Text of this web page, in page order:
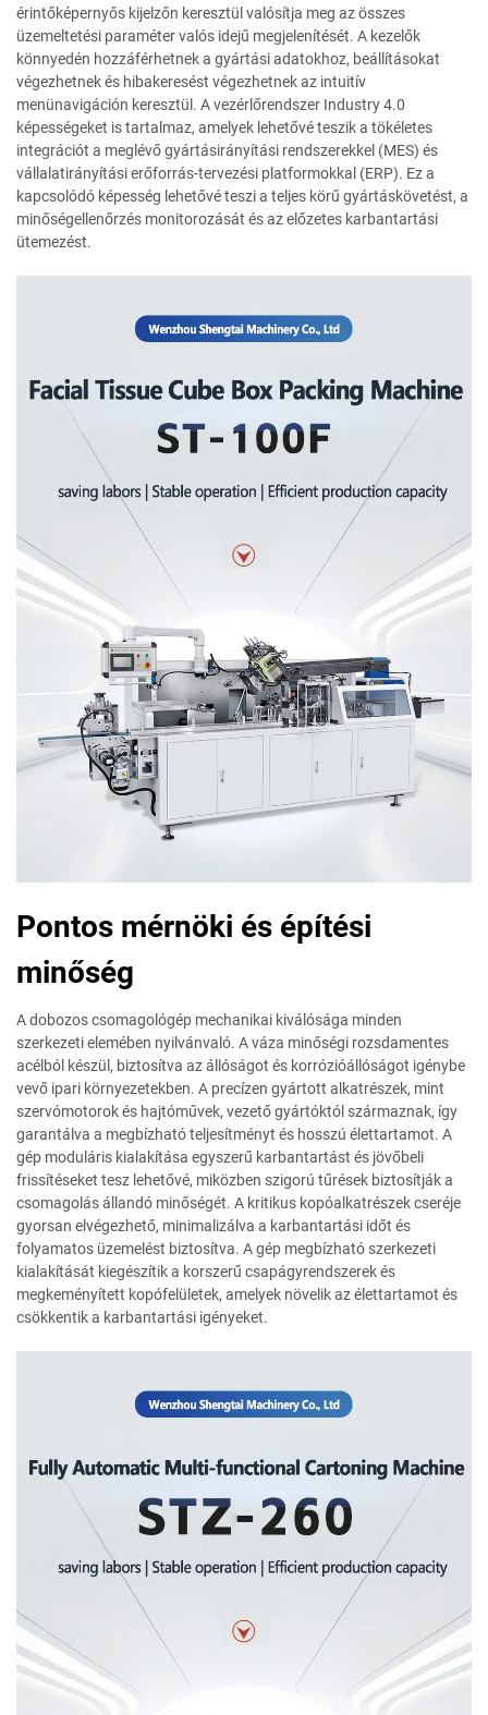
érintőképernyős kijelzőn keresztül valósítja meg az összes
üzemeltetési paraméter valós idejű megjelenítését. A kezelők
könnyedén hozzáférhetnek a gyártási adatokhoz, beállításokat
végezhetnek és hibakeresést végezhetnek az intuitív
menünavigáción keresztül. A vezérlőrendszer Industry 4.0
képességeket is tartalmaz, amelyek lehetővé teszik a tökéletes
integrációt a meglévő gyártásirányítási rendszerekkel (MES) és
vállalatirányítási erőforrás-tervezési platformokkal (ERP). Ez a
kapcsolódó képesség lehetővé teszi a teljes körű gyártáskövetést, a
minőségellenőrzés monitorozását és az előzetes karbantartási
ütemezést.
Pontos mérnöki és építési
minőség
A dobozos csomagológép mechanikai kiválósága minden
szerkezeti elemében nyilvánvaló. A váza minőségi rozsdamentes
acélból készül, biztosítva az állóságot és korrózióállóságot igénybe
vevő ipari környezetekben. A precízen gyártott alkatrészek, mint
szervómotorok és hajtóművek, vezető gyártóktól származnak, így
garantálva a megbízható teljesítményt és hosszú élettartamot. A
gép moduláris kialakítása egyszerű karbantartást és jövőbeli
frissítéseket tesz lehetővé, miközben szigorú tűrések biztosítják a
csomagolás állandó minőségét. A kritikus kopóalkatrészek cseréje
gyorsan elvégezhető, minimalizálva a karbantartási időt és
folyamatos üzemelést biztosítva. A gép megbízható szerkezeti
kialakítását kiegészítik a korszerű csapágyrendszerek és
megkeményített kopófelületek, amelyek növelik az élettartamot és
csökkentik a karbantartási igényeket.